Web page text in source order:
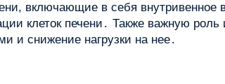
включающие в себя внутривенное
клеток печени․ Также важную роль
и снижение нагрузки на нее․